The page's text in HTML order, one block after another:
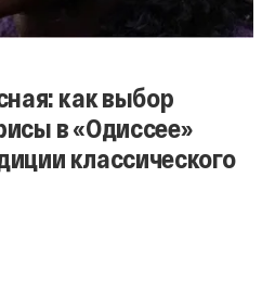
как выбор
в «Одиссее»
классического